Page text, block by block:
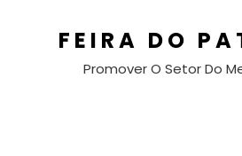
FEIRA DO
Promover O Setor Do